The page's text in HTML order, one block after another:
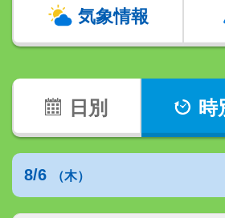
気象情報
日別 時
8/6 （木）